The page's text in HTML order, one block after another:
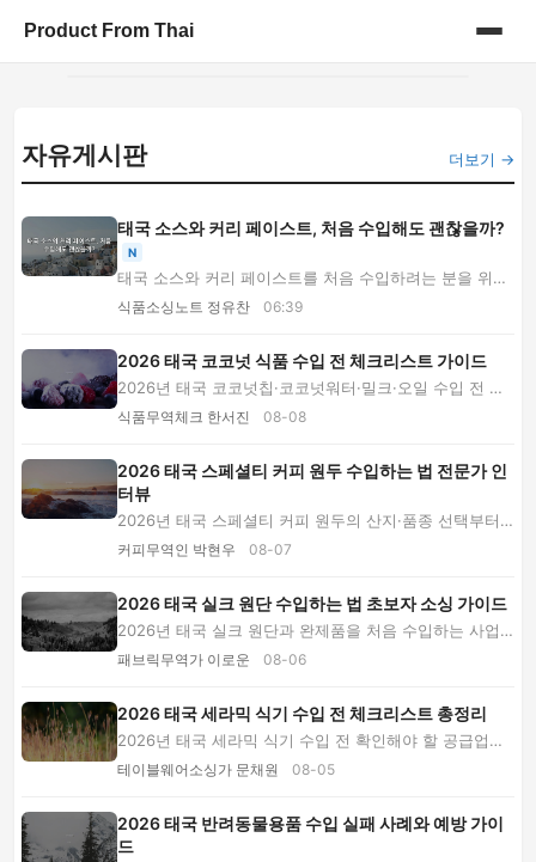
Product From Thai
게시판
자유게시판
태국 소스와 커리 페이스트, 처음 수입해도 괜찮을까?
N
태국 소스와 커리 페이스트를 처음 수입하려는 분을 위해
제품 선택, 공급업체 질문, 원가 계산, 샘플 ...
식품소싱노트 정유찬 06:39
2026 태국 코코넛 식품 수입 전 체크리스트 가이드
2026년 태국 코코넛칩·코코넛워터·밀크·오일 수입 전 확
인할 공장 검증, 샘플 검사, 한글 표시, 통관 서...
식품무역체크 한서진 08-08
2026 태국 스페셜티 커피 원두 수입하는 법 전문가 인
터뷰
2026년 태국 스페셜티 커피 원두의 산지·품종 선택부터
공급업체 검증, 생두 검역과 식품 통관, 가격 비...
커피무역인 박현우 08-07
2026 태국 실크 원단 수입하는 법 초보자 소싱 가이드
2026년 태국 실크 원단과 완제품을 처음 수입하는 사업
자를 위한 입문 가이드입니다. 품목 선택, 공급업...
패브릭무역가 이로운 08-06
2026 태국 세라믹 식기 수입 전 체크리스트 총정리
2026년 태국 세라믹 식기 수입 전 확인해야 할 공급업체
검증, 유약 안전성, 샘플 테스트, 원가 계산, ...
테이블웨어소싱가 문채원 08-05
2026 태국 반려동물용품 수입 실패 사례와 예방 가이
드
더보기 →